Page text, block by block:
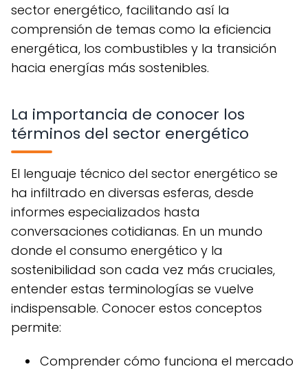
sector energético, facilitando así la
comprensión de temas como la eficiencia
energética, los combustibles y la transición
hacia energías más sostenibles.
La importancia de conocer los
términos del sector energético
El lenguaje técnico del sector energético se
ha infiltrado en diversas esferas, desde
informes especializados hasta
conversaciones cotidianas. En un mundo
donde el consumo energético y la
sostenibilidad son cada vez más cruciales,
entender estas terminologías se vuelve
indispensable. Conocer estos conceptos
permite:
Comprender cómo funciona el mercado